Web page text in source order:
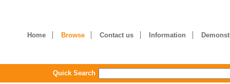
Home Browse Contact us Information
Quick Search